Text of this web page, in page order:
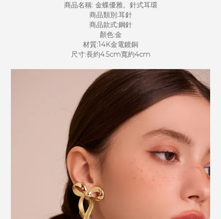
商品名稱: 金蝶優雅。針式耳環
商品類別:耳針
商品款式:鋼針
顏色:金
材質:14K金電鍍銅
尺寸:長約4.5cm寬約4cm